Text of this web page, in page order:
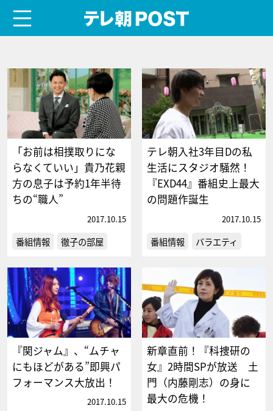
「お前は相撲取りにな
らなくていい」貴乃花親
方の息子は予約1年半待
ちの“職人”
2017.10.15
番組情報 徹子の部屋
テレ朝入社3年目Dの私
生活にスタジオ騒然！
『EXD44』番組史上最大
の問題作誕生
2017.10.15
番組情報 バラエティ
『関ジャム』、“ムチャ
にもほどがある”即興パ
フォーマンス大放出！
2017.10.15
新章直前！『科捜研の
女』2時間SPが放送 土
門（内藤剛志）の身に
最大の危機！